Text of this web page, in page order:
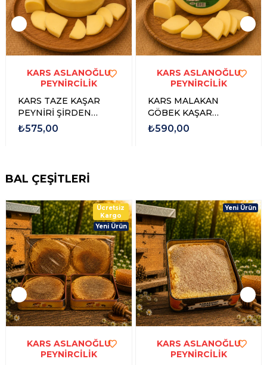
KARS ASLANOĞLU
PEYNİRCİLİK
KARS TAZE KAŞAR
PEYNİRİ ŞİRDEN
MAYALI
₺575,00
KARS ASLANOĞLU
PEYNİRCİLİK
KARS MALAKAN
GÖBEK KAŞAR
PEYNİRİ ŞİRDEN
MAYALI 1 KG
₺590,00
BAL ÇEŞİTLERİ
KARS ASLANOĞLU
PEYNİRCİLİK
Ücretsiz
Kargo
Yeni Ürün
KARS ASLANOĞLU
PEYNİRCİLİK
Yeni Ürün